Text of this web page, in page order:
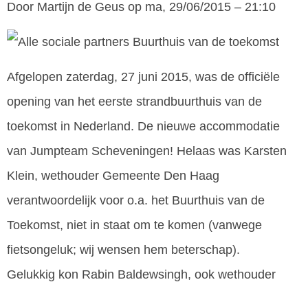
Door Martijn de Geus op ma, 29/06/2015 – 21:10
Afgelopen zaterdag, 27 juni 2015, was de officiële
opening van het eerste strandbuurthuis van de
toekomst in Nederland. De nieuwe accommodatie
van Jumpteam Scheveningen! Helaas was Karsten
Klein, wethouder Gemeente Den Haag
verantwoordelijk voor o.a. het Buurthuis van de
Toekomst, niet in staat om te komen (vanwege
fietsongeluk; wij wensen hem beterschap).
Gelukkig kon Rabin Baldewsingh, ook wethouder